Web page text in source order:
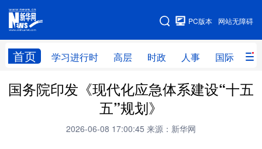
网站无障碍
PC版本
首页 学习进行时 高层 时政 人事 国际 财
网站地图
学习进行时 高层 时政 人事
财经 网评
全球连线
国务院印发《现代化应急体系建设“十五
五”规划》
2026-06-08 17:00:45 来源：新华网